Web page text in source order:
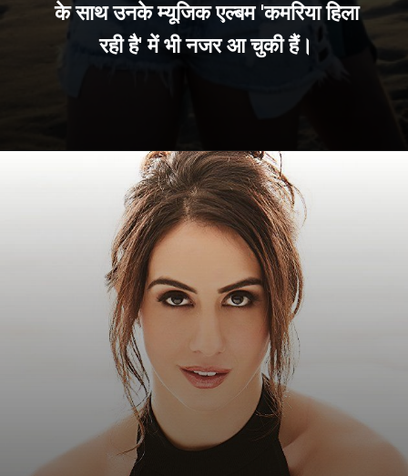
के साथ उनके म्यूजिक एल्बम 'कमरिया हिला
रही है' में भी नजर आ चुकी हैं।